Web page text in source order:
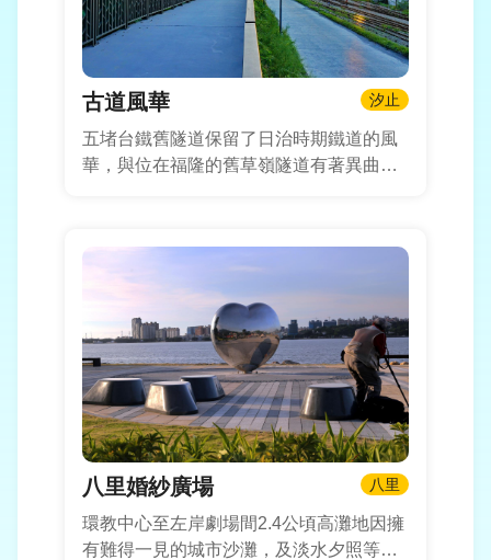
古道風華 汐止
五堵台鐵舊隧道保留了日治時期鐵道的風
華，與位在福隆的舊草嶺隧道有著異曲同
發，沿著基隆河濱前進，沿途自行車道規
間，可以看到新北市與基隆的交界，一秒
跨越兩個縣市的奇妙故事在這邊上演。
八里婚紗廣場 八里
環教中心至左岸劇場間2.4公頃高灘地因擁
有難得一見的城市沙灘，及淡水夕照等河